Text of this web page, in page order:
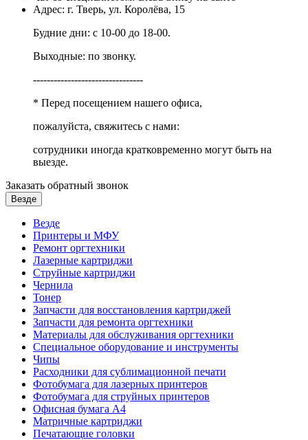
Адрес: г. Тверь, ул. Королёва, 15
Будние дни: с 10-00 до 18-00.
Выходные: по звонку.
--------------------------------
* Перед посещением нашего офиса,
пожалуйста, свяжитесь с нами:
сотрудники иногда кратковременно могут быть на
выезде.
Заказать обратный звонок
Везде
Везде
Принтеры и МФУ
Ремонт оргтехники
Лазерные картриджи
Струйные картриджи
Чернила
Тонер
Запчасти для восстановления картриджей
Запчасти для ремонта оргтехники
Материалы для обслуживания оргтехники
Специальное оборудование и инструменты
Чипы
Расходники для сублимационной печати
Фотобумага для лазерных принтеров
Фотобумага для струйных принтеров
Офисная бумага А4
Матричные картриджи
Печатающие головки